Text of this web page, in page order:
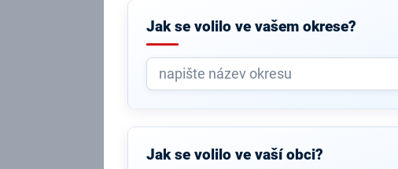
Jak se volilo ve vašem okrese?
Jak se volilo ve vaší obci?